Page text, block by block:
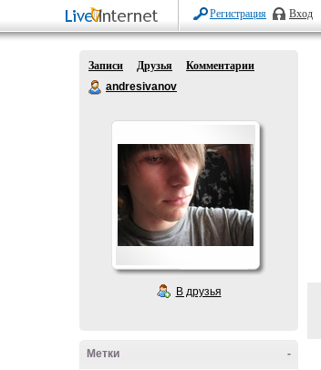
Регистрация Вход
Записи Друзья
Комментарии
andresivanov
В друзья
-
Метки